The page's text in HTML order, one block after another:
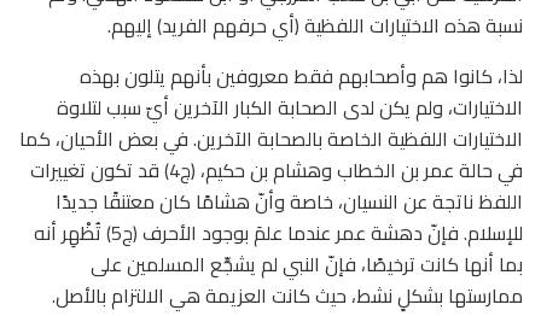
نسبة هذه الاختيارات اللفظية (أي حرفهم الفريد) إليهم.
لذا، كانوا هم وأصحابهم فقط معروفين بأنهم يتلون بهذه
الاختيارات، ولم يكن لدى الصحابة الكبار الآخرين أيّ سبب لتلاوة
الاختيارات اللفظية الخاصة بالصحابة الآخرين. في بعض الأحيان، كما
في حالة عمر بن الخطاب وهشام بن حكيم، (ج4) قد تكون تغييرات
اللفظ ناتجة عن النسيان، خاصة وأنّ هشامًا كان معتنقًا جديدًا
للإسلام. فإنّ دهشة عمر عندما علمَ بوجود الأحرف (ج5) تُظْهِر أنه
بما أنها كانت ترخيصًا، فإنّ النبي لم يشجِّع المسلمين على
ممارستها بشكلٍ نشط، حيث كانت العزيمة هي الالتزام بالأصل.